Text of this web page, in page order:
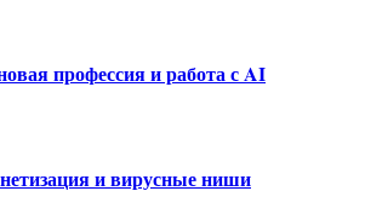
профессия и работа с AI
и вирусные ниши